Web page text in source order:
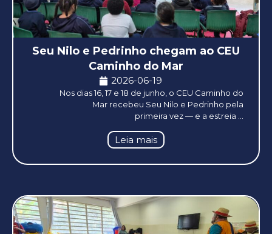
Seu Nilo e Pedrinho chegam ao CEU
Caminho do Mar
2026-06-19
Nos dias 16, 17 e 18 de junho, o CEU Caminho do
Mar recebeu Seu Nilo e Pedrinho pela
primeira vez — e a estreia ...
Leia mais